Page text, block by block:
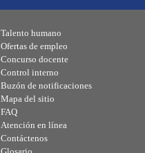
Talento humano
Ofertas de empleo
Concurso docente
Control interno
Buzón de notificaciones
Mapa del sitio
FAQ
Atención en línea
Contáctenos